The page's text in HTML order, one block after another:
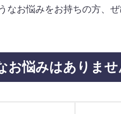
なお悩みをお持ちの方、
お悩みはありませ